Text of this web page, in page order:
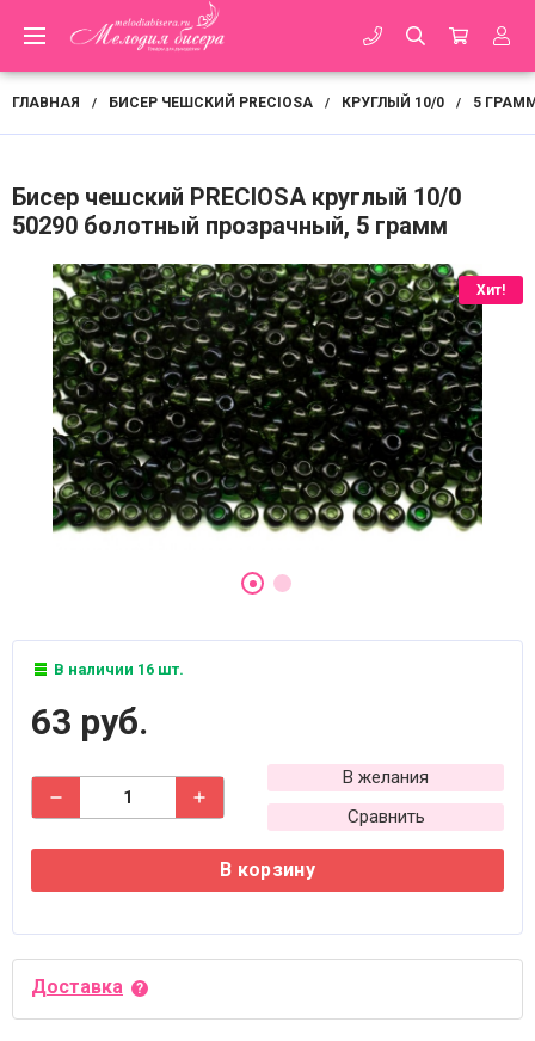
ГЛАВНАЯ / БИСЕР ЧЕШСКИЙ PRECIOSA / КРУГЛЫЙ 10/0 / 5
Бисер чешский PRECIOSA круглый 10/0
50290 болотный прозрачный, 5 грамм
Хит!
В наличии 16 шт.
63 руб.
В желания
Сравнить
В корзину
Доставка